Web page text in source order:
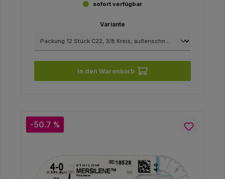
sofort verfügbar
Variante
In den Warenkorb
-50.7 %